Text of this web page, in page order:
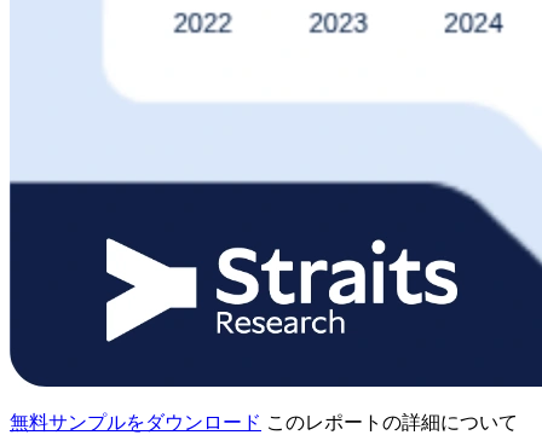
無料サンプルをダウンロード このレポートの詳細について